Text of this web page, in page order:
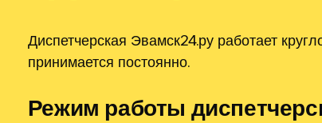
Диспетчерская Эвамск24.ру работает
принимается постоянно.
Режим работы